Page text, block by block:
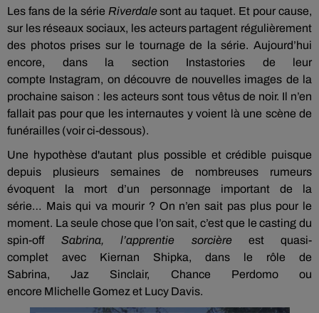
Les fans de la série Riverdale sont au taquet. Et pour cause,
sur les réseaux sociaux, les acteurs partagent régulièrement
des photos prises sur le tournage de la série. Aujourd’hui
encore, dans la section
Instastories
de leur
compte Instagram, on découvre de nouvelles images de la
prochaine saison : les acteurs sont tous vêtus de noir. Il n’en
fallait pas pour que les internautes y voient là une scène de
funérailles (voir ci-dessous).
Une hypothèse d'autant plus possible et crédible puisque
depuis plusieurs
semaines de
nombreuses rumeurs
évoquent la mort d’un personnage important de la
série… Mais qui va mourir ? On n’en sait pas plus pour le
moment. La seule chose que l’on sait, c’est que le casting du
spin-offSabrina, l’apprentie sorcièreest
quasi-
complet
avec Kiernan Shipka, dans le rôle de
Sabrina,
Jaz Sinclair, Chance Perdomo
ou
encore Mlichelle Gomez et Lucy Davis.